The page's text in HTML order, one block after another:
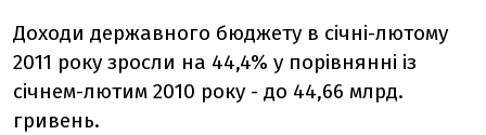
Доходи державного бюджету в січні-лютому
2011 року зросли на 44,4% у порівнянні із
січнем-лютим 2010 року - до 44,66 млрд.
гривень.